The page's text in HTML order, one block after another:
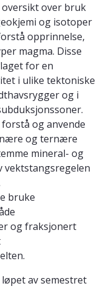
over bruk
og isotoper
opprinnelse,
magma. Disse
for en
i ulike tektoniske
og i
og anvende
og ternære
mineral- og
vektstangsregelen
bruke
og fraksjonert
av semestret